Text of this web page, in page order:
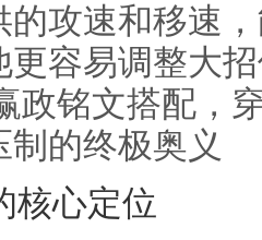
的攻速和移速
更容易调整大
政铭文搭配，
的终极奥义
核心定位